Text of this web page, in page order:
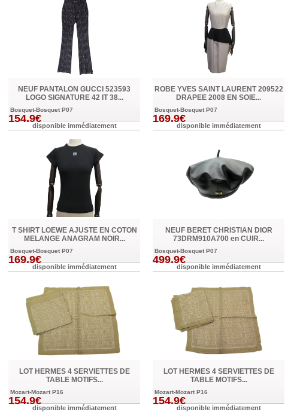
NEUF PANTALON GUCCI 523593
LOGO SIGNATURE 42 IT 38...
Bosquet-Bosquet P07
154.9€
disponible immédiatement
ROBE YVES SAINT LAURENT 209522
DRAPEE 2008 EN SOIE...
Bosquet-Bosquet P07
169.9€
disponible immédiatement
T SHIRT LOEWE AJUSTE EN COTON
MELANGE ANAGRAM NOIR...
Bosquet-Bosquet P07
169.9€
disponible immédiatement
NEUF BERET CHRISTIAN DIOR
73DRM910A700 en CUIR...
Bosquet-Bosquet P07
499.9€
disponible immédiatement
LOT HERMES 4 SERVIETTES DE
TABLE MOTIFS...
Mozart-Mozart P16
154.9€
disponible immédiatement
LOT HERMES 4 SERVIETTES DE
TABLE MOTIFS...
Mozart-Mozart P16
154.9€
disponible immédiatement